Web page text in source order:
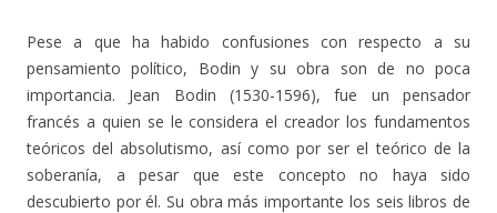
Pese a que ha habido confusiones con respecto a su
pensamiento político, Bodin y su obra son de no poca
importancia. Jean Bodin (1530-1596), fue un pensador
francés a quien se le considera el creador los fundamentos
teóricos del absolutismo, así como por ser el teórico de la
soberanía, a pesar que este concepto no haya sido
descubierto por él. Su obra más importante los seis libros de